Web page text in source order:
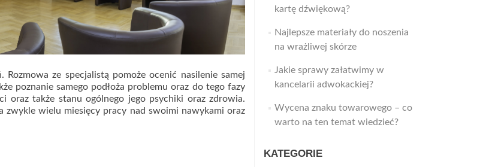
ze specjalistą pomoże ocenić nasilenie samej
poznanie samego podłoża problemu oraz do tego fazy
oraz także stanu ogólnego jego psychiki oraz zdrowia.
zwykle wielu miesięcy pracy nad swoimi nawykami oraz
kartę dźwiękową?
Najlepsze materiały do noszenia
na wrażliwej skórze
Jakie sprawy załatwimy w
kancelarii adwokackiej?
Wycena znaku towarowego – co
warto na ten temat wiedzieć?
KATEGORIE